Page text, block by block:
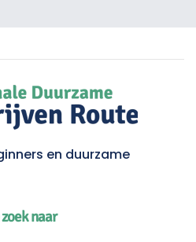
en duurzame
naar